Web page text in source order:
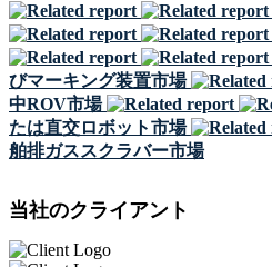
びマーキング装置市場
中ROV市場
たは直交ロボット市場
舶排ガススクラバー市場
当社のクライアント